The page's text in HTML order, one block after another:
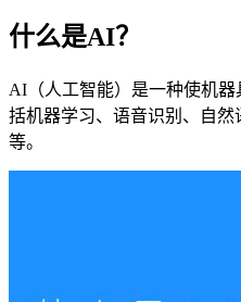
什么是AI？
AI（人工智能）是一种使机
括机器学习、语音识别、自
等。